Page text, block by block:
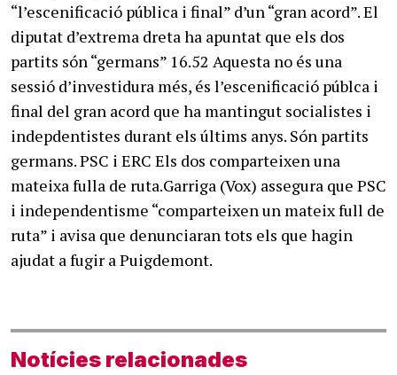
“l’escenificació pública i final” d’un “gran acord”. El
diputat d’extrema dreta ha apuntat que els dos
partits són “germans” 16.52 Aquesta no és una
sessió d’investidura més, és l’escenificació públca i
final del gran acord que ha mantingut socialistes i
indepdentistes durant els últims anys. Són partits
germans. PSC i ERC Els dos comparteixen una
mateixa fulla de ruta.Garriga (Vox) assegura que PSC
i independentisme “comparteixen un mateix full de
ruta” i avisa que denunciaran tots els que hagin
ajudat a fugir a Puigdemont.
Notícies relacionades